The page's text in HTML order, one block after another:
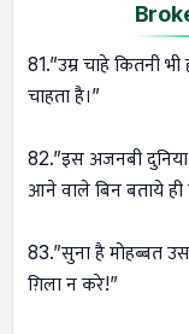
81.”उम्र चाहे कितनी
चाहता है।”
82.”इस अजनबी
आने वाले बिन बताये
83.”सुना है मोहब्बत
ग़िला न करे!”